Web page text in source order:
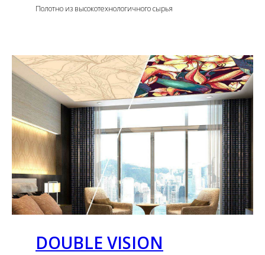
Полотно из высокотехнологичного сырья
DOUBLE VISION